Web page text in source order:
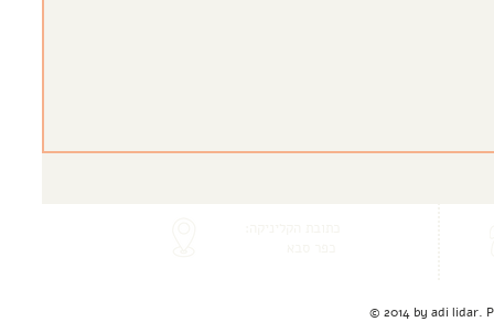
© 2014 by adi lidar.